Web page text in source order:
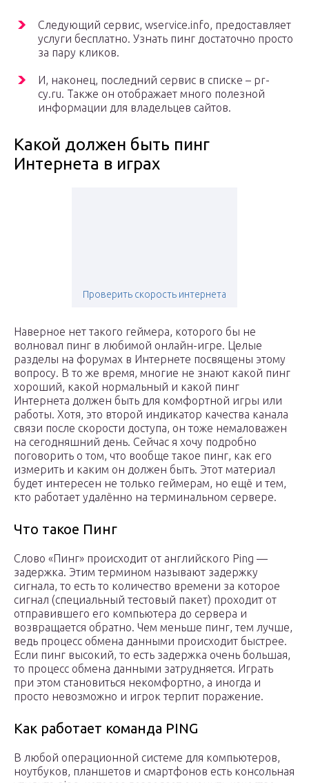
Следующий сервис, wservice.info, предоставляет
услуги бесплатно. Узнать пинг достаточно просто
за пару кликов.
И, наконец, последний сервис в списке – pr-
cy.ru. Также он отображает много полезной
информации для владельцев сайтов.
Какой должен быть пинг
Интернета в играх
Проверить скорость интернета
Наверное нет такого геймера, которого бы не
волновал пинг в любимой онлайн-игре. Целые
разделы на форумах в Интернете посвящены этому
вопросу. В то же время, многие не знают какой пинг
хороший, какой нормальный и какой пинг
Интернета должен быть для комфортной игры или
работы. Хотя, это второй индикатор качества канала
связи после скорости доступа, он тоже немаловажен
на сегодняшний день. Сейчас я хочу подробно
поговорить о том, что вообще такое пинг, как его
измерить и каким он должен быть. Этот материал
будет интересен не только геймерам, но ещё и тем,
кто работает удалённо на терминальном сервере.
Что такое Пинг
Слово «Пинг» происходит от английского Ping —
задержка. Этим термином называют задержку
сигнала, то есть то количество времени за которое
сигнал (специальный тестовый пакет) проходит от
отправившего его компьютера до сервера и
возвращается обратно. Чем меньше пинг, тем лучше,
ведь процесс обмена данными происходит быстрее.
Если пинг высокий, то есть задержка очень большая,
то процесс обмена данными затрудняется. Играть
при этом становиться некомфортно, а иногда и
просто невозможно и игрок терпит поражение.
Как работает команда PING
В любой операционной системе для компьютеров,
ноутбуков, планшетов и смартфонов есть консольная